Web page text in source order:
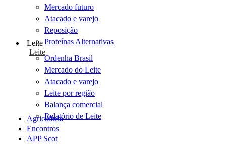
Mercado futuro
Atacado e varejo
Reposição
Proteínas Alternativas
Leite
Leite
Ordenha Brasil
Mercado do Leite
Atacado e varejo
Leite por região
Balança comercial
Relatório de Leite
Agricultura
Encontros
APP Scot